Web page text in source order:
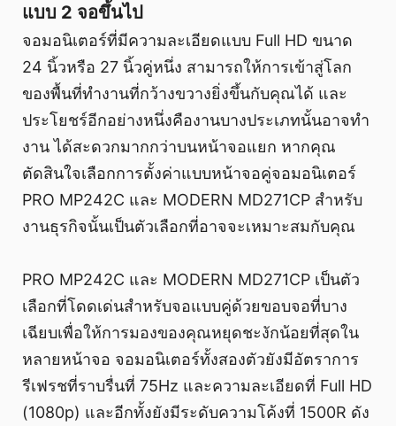
แบบ 2 จอขึ้นไป
จอมอนิเตอร์ที่มีความละเอียดแบบ Full HD ขนาด
24 นิ้วหรือ 27 นิ้วคู่หนึ่ง สามารถให้การเข้าสู่โลก
ของพื้นที่ทํางานที่กว้างขวางยิ่งขึ้นกับคุณได้ และ
ประโยชร์อีกอย่างหนึ่งคืองานบางประเภทนั้นอาจทํา
งาน ได้สะดวกมากกว่าบนหน้าจอแยก หากคุณ
ตัดสินใจเลือกการตั้งค่าแบบหน้าจอคู่จอมอนิเตอร์
PRO MP242C และ MODERN MD271CP สำหรับ
งานธุรกิจนั้นเป็นตัวเลือกที่อาจจะเหมาะสมกับคุณ
PRO MP242C และ MODERN MD271CP เป็นตัว
เลือกที่โดดเด่นสําหรับจอแบบคู่ด้วยขอบจอที่บาง
เฉียบเพื่อให้การมองของคุณหยุดชะงักน้อยที่สุดใน
หลายหน้าจอ จอมอนิเตอร์ทั้งสองตัวยังมีอัตราการ
รีเฟรชที่ราบรื่นที่ 75Hz และความละเอียดที่ Full HD
(1080p) และอีกทั้งยังมีระดับความโค้งที่ 1500R ดัง